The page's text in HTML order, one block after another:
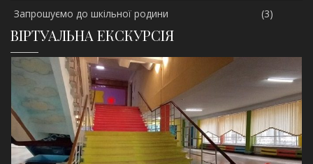
Запрошуємо до шкільної родини (3)
ВІРТУАЛЬНА ЕКСКУРСІЯ